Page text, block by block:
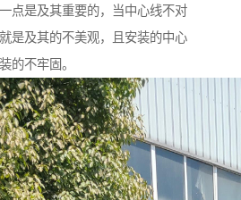
点是及其重要的，当中心线不对
是及其的不美观，且安装的中心
的不牢固。